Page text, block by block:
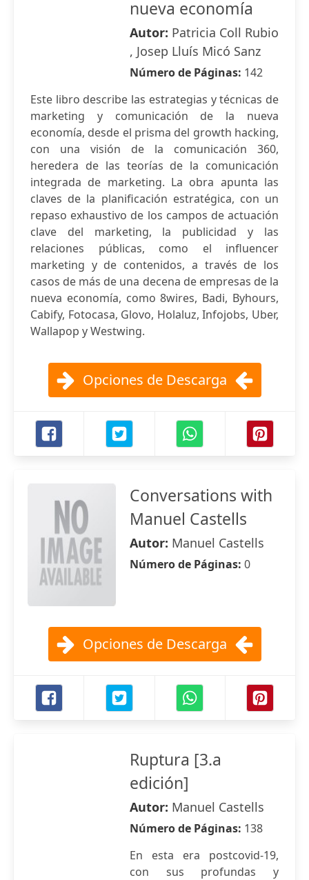
nueva economía
Autor: Patricia Coll Rubio
, Josep Lluís Micó Sanz
Número de Páginas: 142
Este libro describe las estrategias y técnicas de
marketing y comunicación de la nueva
economía, desde el prisma del growth hacking,
con una visión de la comunicación 360,
heredera de las teorías de la comunicación
integrada de marketing. La obra apunta las
claves de la planificación estratégica, con un
repaso exhaustivo de los campos de actuación
clave del marketing, la publicidad y las
relaciones públicas, como el influencer
marketing y de contenidos, a través de los
casos de más de una decena de empresas de la
nueva economía, como 8wires, Badi, Byhours,
Cabify, Fotocasa, Glovo, Holaluz, Infojobs, Uber,
Wallapop y Westwing.
Opciones de Descarga
Conversations with
Manuel Castells
Autor: Manuel Castells
Número de Páginas: 0
Opciones de Descarga
Ruptura [3.a
edición]
Autor: Manuel Castells
Número de Páginas: 138
En esta era postcovid-19,
con sus profundas y